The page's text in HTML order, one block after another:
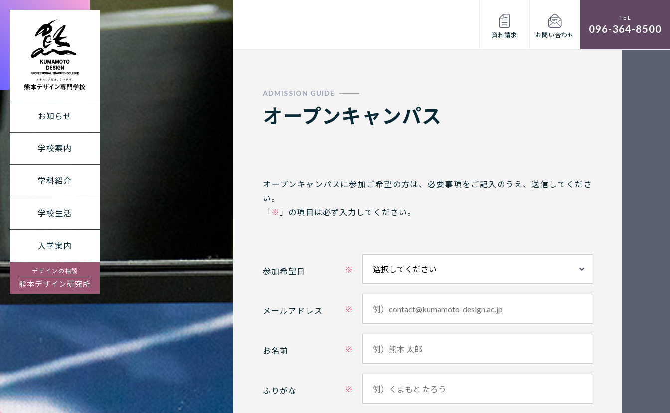
熊本デザイン専門学校
お知らせ
学校案内
学科紹介
学校生活
入学案内
デザインの相談
熊本デザイン研究所
資料請求 お問い合わせ
096-364-8500
オープンキャンパス
オープンキャンパスに参加ご希望の方は、必要事項をご記入のうえ、送信してくださ
い。
「 ※ 」の項目は必ず入力してください。
参加希望日
メールアドレス
お名前
ふりがな